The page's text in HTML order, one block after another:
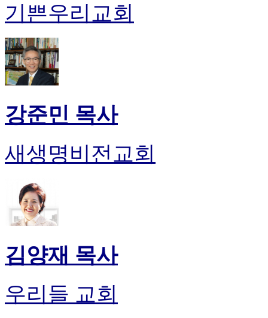
기쁜우리교회
강준민 목사
새생명비전교회
김양재 목사
우리들 교회